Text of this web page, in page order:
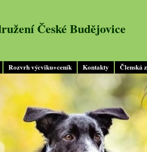
Rozvrh výcviku+ceník Kontakty Členská
České Budějovice